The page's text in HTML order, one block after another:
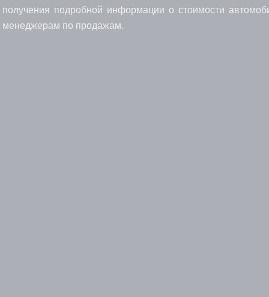
получения подробной информации о стоимости
менеджерам по продажам.